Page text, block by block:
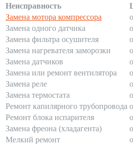
Неисправность
Замена мотора компрессора
Замена одного датчика
Замена фильтра осушителя
Замена нагревателя заморозки
Замена датчиков
Замена или ремонт вентилятора
Замена реле
Замена термостата
Ремонт капилярного трубопровода
Ремонт блока испарителя
Замена фреона (хладагента)
Мелкий ремонт